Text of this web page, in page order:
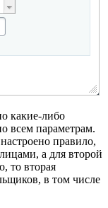
какие-либо
всем параметрам.
правило,
а для второй
то вторая
в том числе